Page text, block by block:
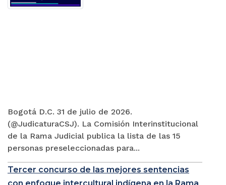
Bogotá D.C. 31 de julio de 2026.
(@JudicaturaCSJ). La Comisión Interinstitucional
de la Rama Judicial publica la lista de las 15
personas preseleccionadas para...
Tercer concurso de las mejores sentencias